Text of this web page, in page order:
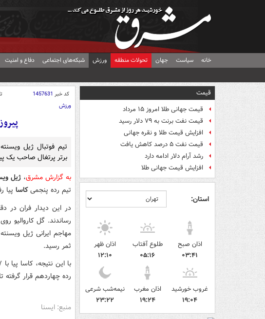
خانه سیاست جهان تحولات منطقه ورزش شبکه‌های اجتماعی دفاع و امنیت
قیمت
قیمت جهانی طلا امروز ۱۵ مرداد
قیمت نفت برنت به ۷۹ دلار رسید
افزایش قیمت طلا و نقره جهانی
قیمت نفت ۵ درصد کاهش یافت
رشد آرام دلار ادامه دارد
افزایش قیمت جهانی طلا
استان:
اذان صبح
۰۳:۴۱
طلوع آفتاب
۰۵:۱۶
اذان ظهر
۱۲:۱۰
غروب خورشید
۱۹:۰۴
اذان مغرب
۱۹:۲۴
نیمه‌شب شرعی
۲۳:۲۲
کد خبر 1457631
ورزش
تیم فوتبال ژیل
برتر پرتغال صاحب یک
به گزارش مشرق، ژیل
تیم رده پنجمیکاسا پیا
رساندند. گل کاروالیو
ثمر رسید.
رده چهاردهم قرار گرفته
منبع: ایسنا